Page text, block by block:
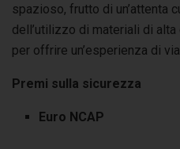
spazioso, frutto di un’attenta
dell’utilizzo di materiali di
per offrire un’esperienza di
Premi sulla sicurezza
Euro NCAP